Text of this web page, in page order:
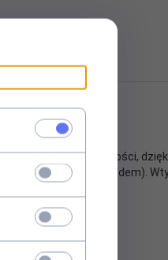
najwyższej jakości,
jazdy samochodem).